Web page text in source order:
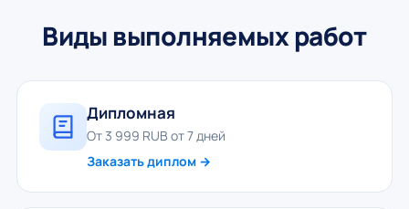
Виды выполняемых работ
Дипломная
От 3 999 RUB от 7 дней
Заказать диплом →